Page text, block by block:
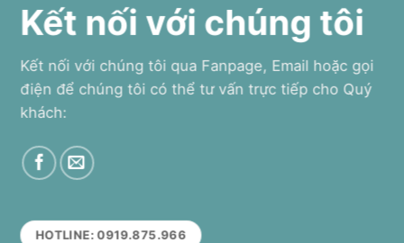
Kết nối với chúng tôi
Kết nối với chúng tôi qua Fanpage, Email hoặc gọi
điện để chúng tôi có thể tư vấn trực tiếp cho Quý
khách:
HOTLINE: 0919.875.966